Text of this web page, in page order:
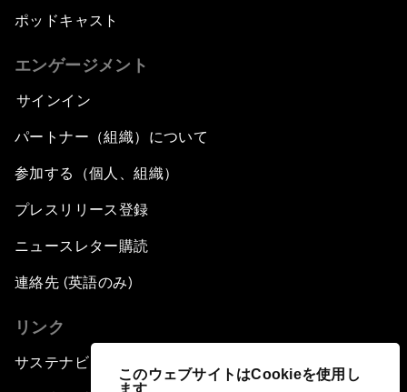
このウェブサイトはCookieを使用し
ます
ポッドキャスト
エンゲージメント
サインイン
パートナー（組織）について
参加する（個人、組織）
プレスリリース登録
ニュースレター購読
連絡先 (英語のみ)
リンク
サステナビリティへの取り組み